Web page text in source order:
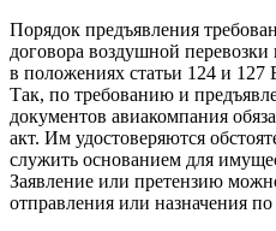
Порядок предъявления
договора воздушной перевозки
в положениях статьи 124 и 127
Так, по требованию и
документов авиакомпания
акт. Им удостоверяются
служить основанием для
Заявление или претензию
отправления или назначения